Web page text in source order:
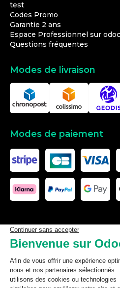
test
Codes Promo
Garantie 2 ans
Espace Professionnel sur
Questions fréquentes
Modes de livraison
Modes de paiement
Les données affichées ici,
complète, ne doivent pas être
données ou la base de données
exploiter, ni de les rendre accessible
préalable de TecDoc. Toute
droits d’auteur et fera l’objet de